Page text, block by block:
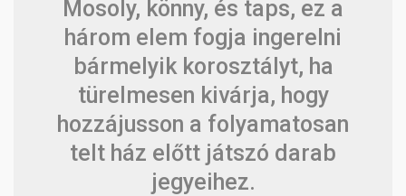
Mosoly, könny, és taps, ez a
három elem fogja ingerelni
bármelyik korosztályt, ha
türelmesen kivárja, hogy
hozzájusson a folyamatosan
telt ház előtt játszó darab
jegyeihez.